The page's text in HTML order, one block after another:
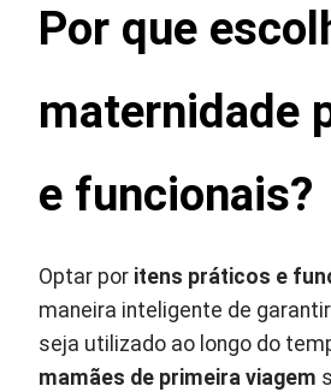
Por que
maternidade
e funcionais?
Optar por itens práticos e
maneira inteligente de
seja utilizado ao longo do
mamães de primeira viagem